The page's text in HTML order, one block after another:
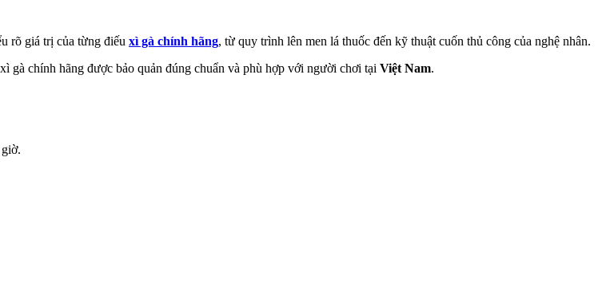
rõ giá trị của từng điếu xì gà chính hãng, từ quy trình lên men lá thuốc đến kỹ thuật cuốn thủ công của nghệ nhân.
gà chính hãng được bảo quản đúng chuẩn và phù hợp với người chơi tại Việt Nam.